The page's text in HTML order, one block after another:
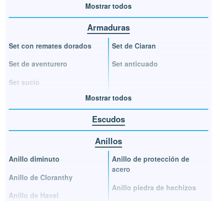
Mostrar todos
Armaduras
Set con remates dorados
Set de aventurero
Set sucio
Set de Ciaran
Set anticuado
Mostrar todos
Escudos
Anillos
Anillo diminuto
Anillo de Cloranthy
Anillo de Havel
Anillo de protección de
acero
Anillo piedra de hechizos